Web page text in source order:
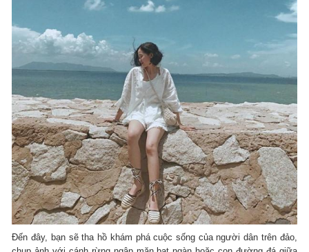
Đến đây, bạn sẽ tha hồ khám phá cuộc sống của người dân trên đảo,